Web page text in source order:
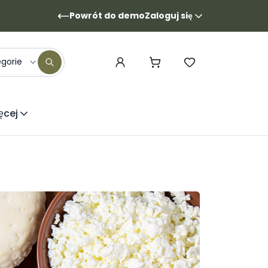
Powrót do demoZaloguj się